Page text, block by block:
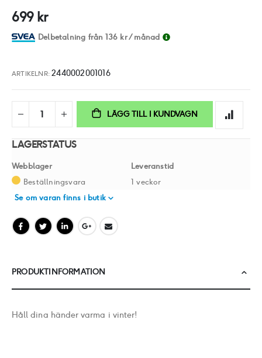
bildgalleriet
699 kr
Delbetalning från 136 kr/ månad
ARTIKELNR 2440002001016
LÄGG TILL I KUNDVAGN
LAGERSTATUS
Webblager
Leveranstid
Beställningsvara
1 veckor
Se om varan finns i butik
PRODUKTINFORMATION
Håll dina händer varma i vinter!